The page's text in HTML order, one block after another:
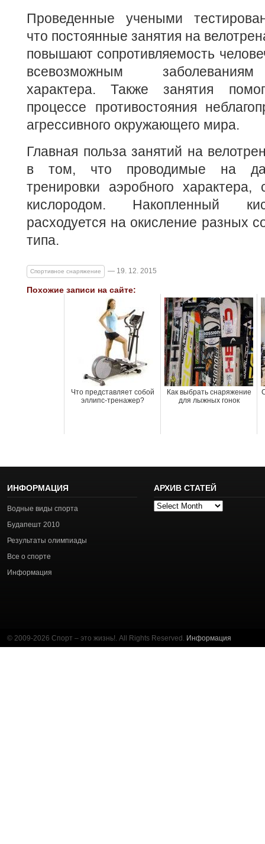
Проведенные учеными
что постоянные занятия на
повышают сопротивляемость
всевозможным
характера. Также занятия
процессе противостояния
агрессивного окружающего мира.
Главная польза занятий на
в том, что проводимые на
тренировки аэробного характера,
кислородом. Накопленный
расходуется на окисление разных
типа.
Спортивное снаряжение — 19. 12. 2015
Похожие записи на сайте:
Что представляет собой
эллипс-тренажер?
Как выбрать снаряжение
для лыжных гонок
ИНФОРМАЦИЯ
Водные виды спорта
Будапешт 2010
Результаты олимпиады
Все о спорте
Информация
АРХИВ СТАТЕЙ
Архив
© 2009-2026 Спорт – это жизнь!. All Rights Reserved. Информация